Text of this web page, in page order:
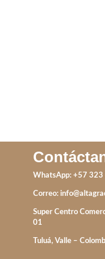
WhatsApp: +57
Correo:
Super Centro
01
Tuluá, Valle –